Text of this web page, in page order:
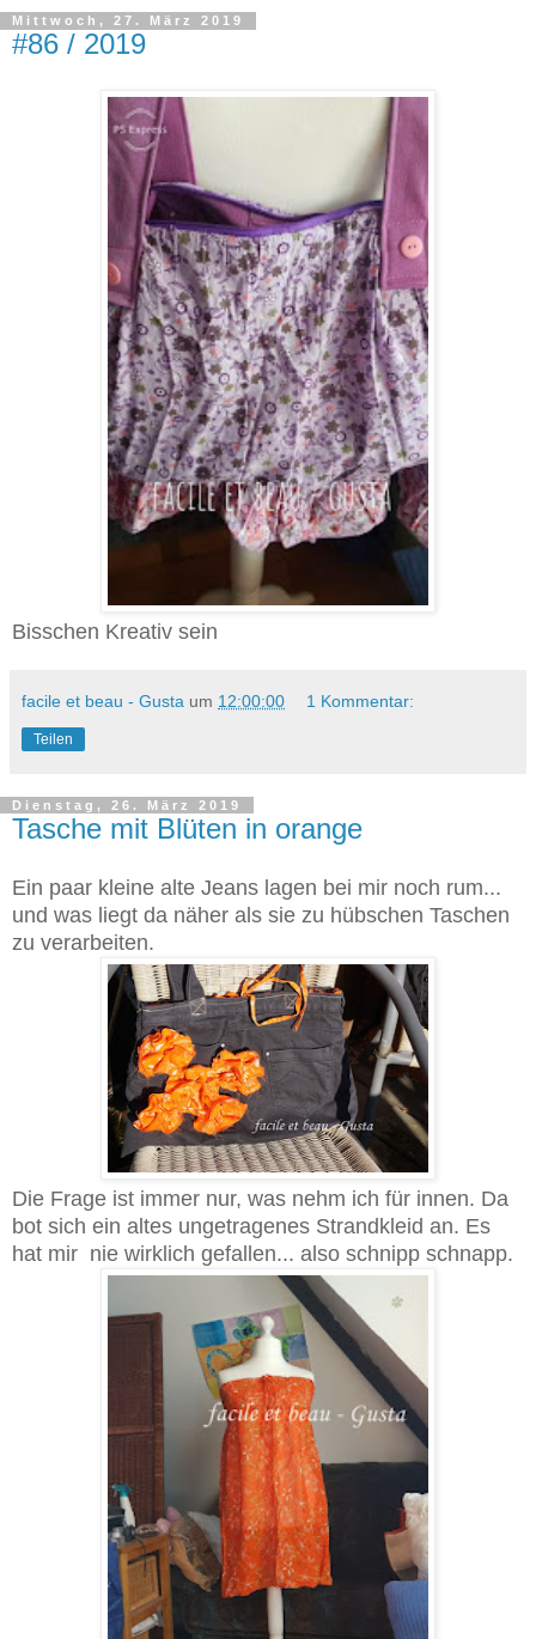
Mittwoch, 27. März 2019
#86 / 2019
Bisschen Kreativ sein
facile et beau - Gusta um 12:00:00 1 Kommentar:
Teilen
Dienstag, 26. März 2019
Tasche mit Blüten in orange
Ein paar kleine alte Jeans lagen bei mir noch rum...
und was liegt da näher als sie zu hübschen Taschen
zu verarbeiten.
Die Frage ist immer nur, was nehm ich für innen. Da
bot sich ein altes ungetragenes Strandkleid an. Es
hat mir nie wirklich gefallen... also schnipp schnapp.